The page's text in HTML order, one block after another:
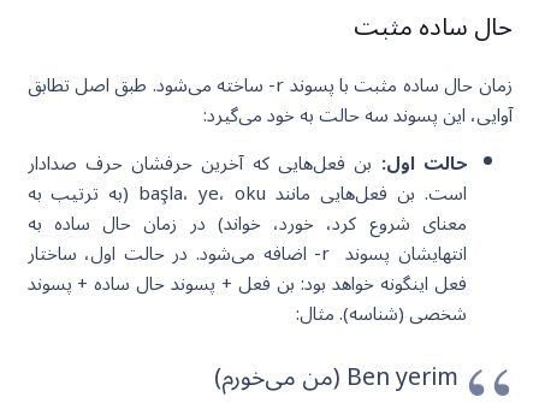
حال ساده مثبت
زمان حال ساده مثبت با پسوند r- ساخته می‌شود. طبق اصل تطابق
آوایی، این پسوند سه حالت به خود می‌گیرد:
حالت اول: بن فعل‌هایی که آخرین حرفشان حرف صدادار
است. بن فعل‌هایی مانند başla، ye، oku (به ترتیب به
معنای شروع کرد، خورد، خواند) در زمان حال ساده به
انتهایشان پسوند r- اضافه می‌شود. در حالت اول، ساختار
فعل اینگونه خواهد بود: بن فعل + پسوند حال ساده + پسوند
شخصی (شناسه). مثال:
Ben yerim (من می‌خورم)